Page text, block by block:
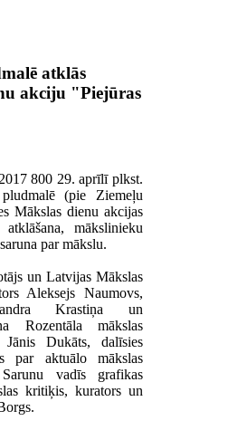
atklās
akciju "Piejūras
29. aprīlī plkst.
(pie Ziemeļu
Mākslas dienu akcijas
mākslinieku
par mākslu.
un Latvijas Mākslas
Aleksejs Naumovs,
Krastiņa un
Rozentāla mākslas
Jānis Dukāts, dalīsies
par aktuālo mākslas
vadīs grafikas
kritiķis, kurators un